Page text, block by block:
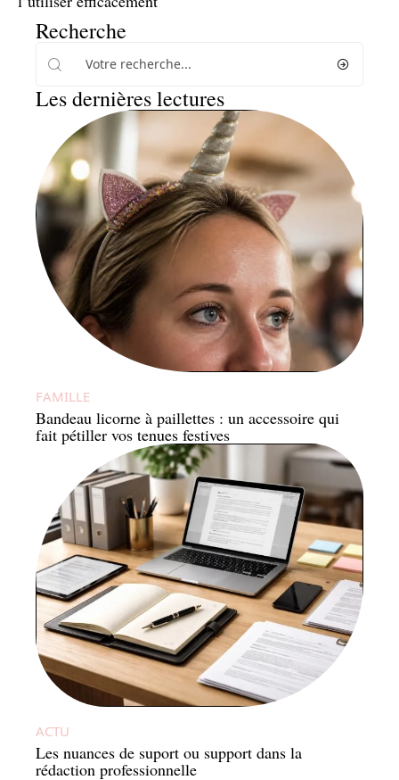
Recherche
Les dernières lectures
FAMILLE
Bandeau licorne à paillettes : un accessoire qui
fait pétiller vos tenues festives
ACTU
Les nuances de suport ou support dans la
rédaction professionnelle